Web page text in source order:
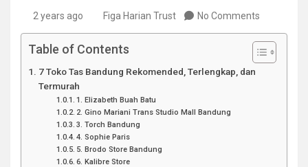
2 years ago Figa Harian Trust No Comments
Table of Contents
7 Toko Tas Bandung Rekomended, Terlengkap, dan
Termurah
1. Elizabeth Buah Batu
2. Gino Mariani Trans Studio Mall Bandung
3. Torch Bandung
4. Sophie Paris
5. Brodo Store Bandung
6. Kalibre Store